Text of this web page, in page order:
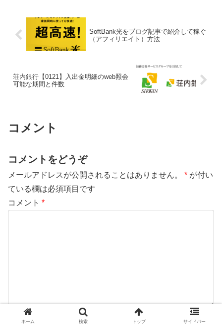
SoftBank光をブログ記事で紹介して稼ぐ
（アフィリエイト）方法
荘内銀行【0121】入出金明細のweb照会
可能な期間と件数
コメント
コメントをどうぞ
メールアドレスが公開されることはありません。 * が付い
ている欄は必須項目です
コメント *
名前*
ホーム 検索 トップ サイドバー